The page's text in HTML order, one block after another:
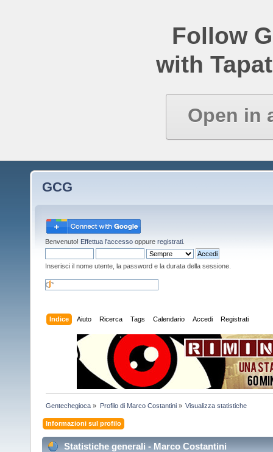
Follow
with
Open in
GCG
Benvenuto! Effettua l'accesso oppure registrati
Inserisci il nome utente, la password e la durata della sessione.
Indice Aiuto Ricerca Tags Calendario Accedi Registrati
Gentechegioca » Profilo di Marco Costantini» Visualizza statistiche
Informazioni sul profilo
Statistiche generali - Marco Costantini